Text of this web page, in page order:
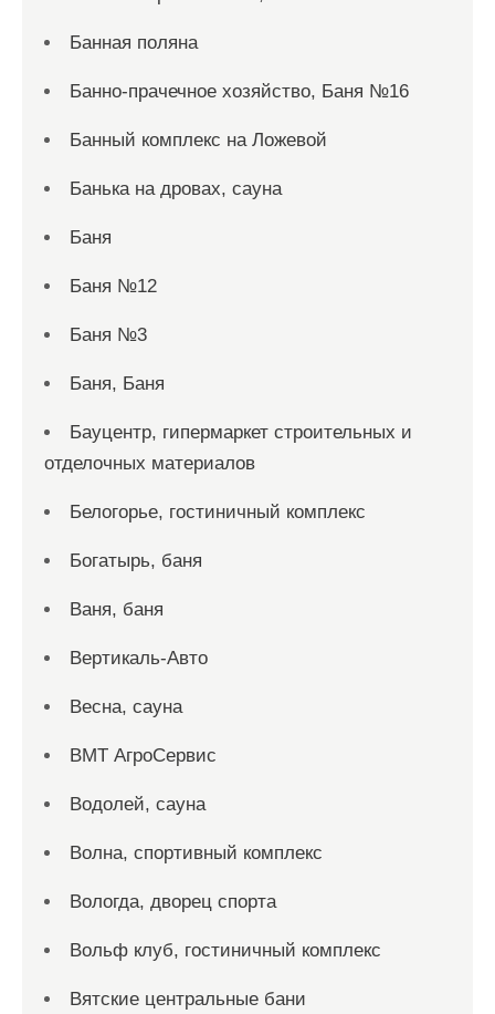
Банная поляна
Банно-прачечное хозяйство, Баня №16
Банный комплекс на Ложевой
Банька на дровах, сауна
Баня
Баня №12
Баня №3
Баня, Баня
Бауцентр, гипермаркет строительных и
отделочных материалов
Белогорье, гостиничный комплекс
Богатырь, баня
Ваня, баня
Вертикаль-Авто
Весна, сауна
ВМТ АгроСервис
Водолей, сауна
Волна, спортивный комплекс
Вологда, дворец спорта
Вольф клуб, гостиничный комплекс
Вятские центральные бани